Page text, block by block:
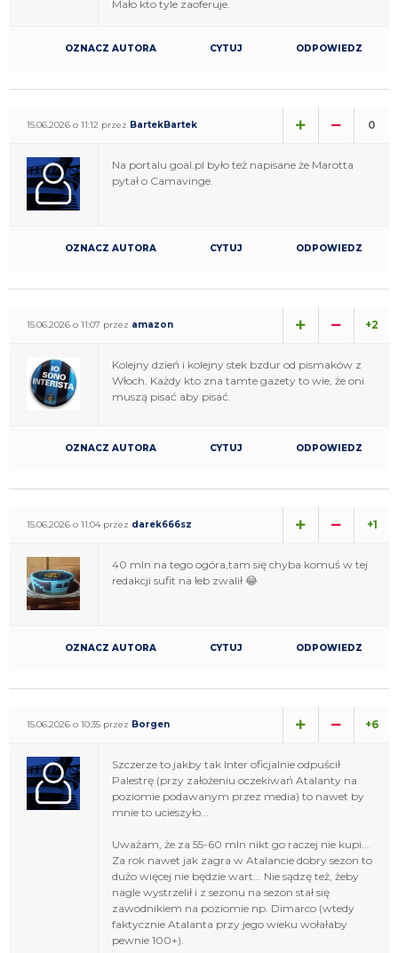
Mało kto tyle zaoferuje.
OZNACZ AUTORA CYTUJ ODPOWIEDZ
15.06.2026 o 11:12 przez BartekBartek 0
Na portalu goal.pl było też napisane że Marotta
pytał o Camavinge.
OZNACZ AUTORA CYTUJ ODPOWIEDZ
15.06.2026 o 11:07 przez amazon +2
Kolejny dzień i kolejny stek bzdur od pismaków z
Włoch. Każdy kto zna tamte gazety to wie, że oni
muszą pisać aby pisać.
OZNACZ AUTORA CYTUJ ODPOWIEDZ
15.06.2026 o 11:04 przez darek666sz +1
40 mln na tego ogóra,tam się chyba komuś w tej
redakcji sufit na łeb zwalił 😂
OZNACZ AUTORA CYTUJ ODPOWIEDZ
15.06.2026 o 10:35 przez Borgen +6
Szczerze to jakby tak Inter oficjalnie odpuścił
Palestrę (przy założeniu oczekiwań Atalanty na
poziomie podawanym przez media) to nawet by
mnie to ucieszyło...
Uważam, że za 55-60 mln nikt go raczej nie kupi...
Za rok nawet jak zagra w Atalancie dobry sezon to
dużo więcej nie będzie wart... Nie sądzę też, żeby
nagle wystrzelił i z sezonu na sezon stał się
zawodnikiem na poziomie np. Dimarco (wtedy
faktycznie Atalanta przy jego wieku wołałaby
pewnie 100+).